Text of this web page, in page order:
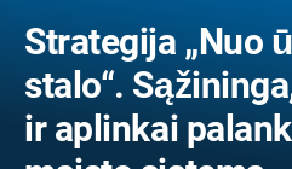
Strategija „Nuo
stalo“.
ir aplinkai